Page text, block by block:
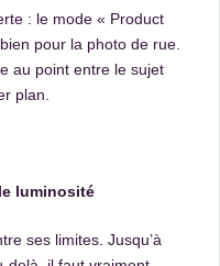
: le mode « Product
pour la photo de rue.
au point entre le sujet
plan.
luminosité
ses limites. Jusqu’à